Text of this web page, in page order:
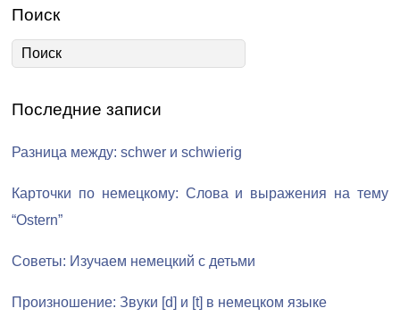
Поиск
Последние записи
Разница между: schwer и schwierig
Карточки по немецкому: Слова и выражения на тему
“Ostern”
Советы: Изучаем немецкий с детьми
Произношение: Звуки [d] и [t] в немецком языке